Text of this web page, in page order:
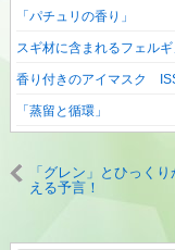
「パチュリの香り」
スギ材に含まれるフェル
香り付きのアイマスク
「蒸留と循環」
「グレン」とひっくり
える予言！